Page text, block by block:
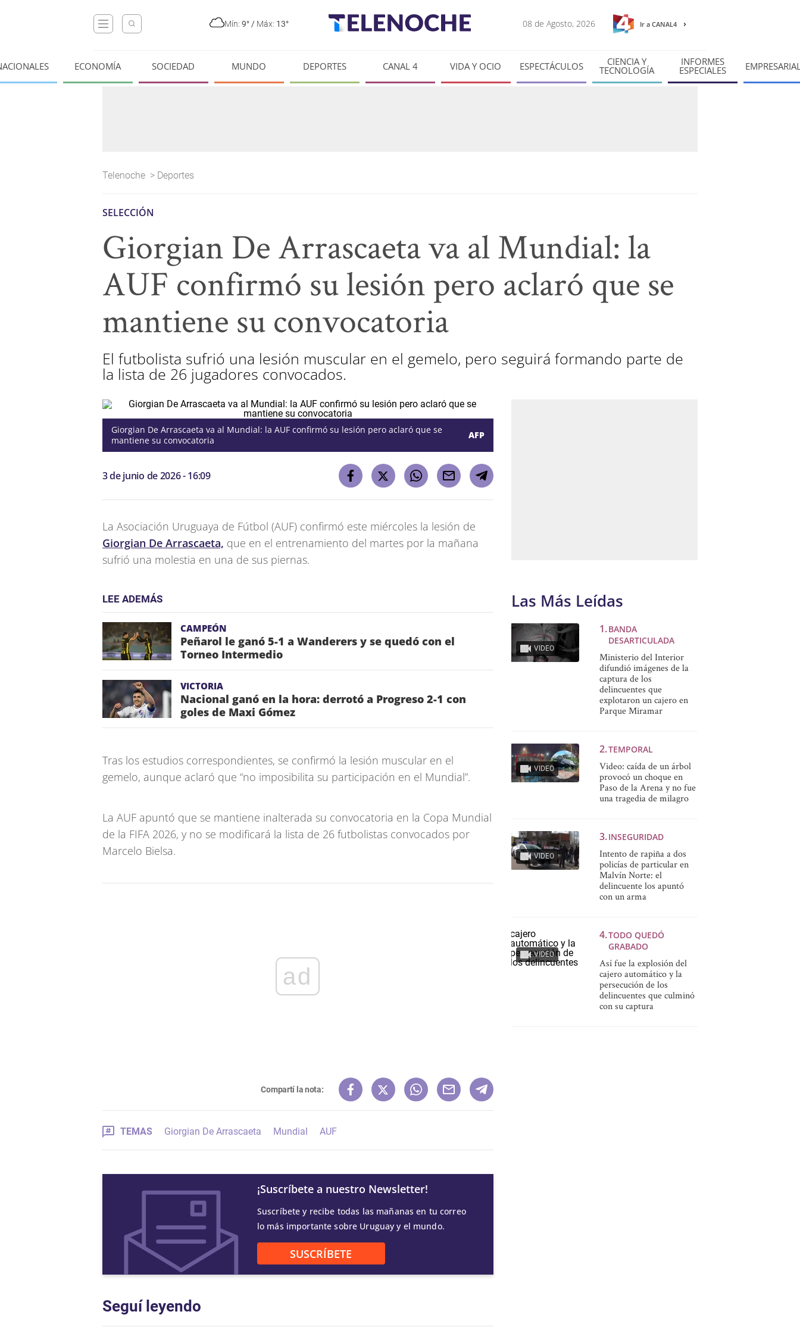
Mín: 9° / Máx: 13° 08 de Agosto, 2026 Ir a CANAL4
ECONOMÍA SOCIEDAD MUNDO DEPORTES CANAL 4 VIDA Y OCIO ESPECTÁCULOS CIENCIA Y
TECNOLOGÍA
INFORMES
ESPECIALES
Telenoche > Deportes
SELECCIÓN
Giorgian De Arrascaeta va al Mundial: la
AUF confirmó su lesión pero aclaró que se
mantiene su convocatoria
El futbolista sufrió una lesión muscular en el gemelo, pero seguirá formando parte de
la lista de 26 jugadores convocados.
Giorgian De Arrascaeta va al Mundial: la AUF confirmó su lesión pero aclaró que se
mantiene su convocatoria
AFP
3 de junio de 2026 - 16:09
La Asociación Uruguaya de Fútbol (AUF) confirmó este miércoles la lesión de
Giorgian De Arrascaeta, que en el entrenamiento del martes por la mañana
sufrió una molestia en una de sus piernas.
LEE ADEMÁS
CAMPEÓN
Peñarol le ganó 5-1 a Wanderers y se quedó con el
Torneo Intermedio
VICTORIA
Nacional ganó en la hora: derrotó a Progreso 2-1 con
goles de Maxi Gómez
Tras los estudios correspondientes, se confirmó la lesión muscular en el
gemelo, aunque aclaró que “no imposibilita su participación en el Mundial”.
La AUF apuntó que se mantiene inalterada su convocatoria en la Copa Mundial
de la FIFA 2026, y no se modificará la lista de 26 futbolistas convocados por
Marcelo Bielsa.
ad
Compartí la nota:
TEMAS Giorgian De Arrascaeta Mundial AUF
¡Suscríbete a nuestro Newsletter!
Suscríbete y recibe todas las mañanas en tu correo
lo más importante sobre Uruguay y el mundo.
SUSCRÍBETE
Seguí leyendo
Las Más Leídas
VIDEO
BANDA
DESARTICULADA
Ministerio del Interior
difundió imágenes de la
captura de los
delincuentes que
explotaron un cajero en
Parque Miramar
VIDEO
TEMPORAL
Video: caída de un árbol
provocó un choque en
Paso de la Arena y no fue
una tragedia de milagro
VIDEO
INSEGURIDAD
Intento de rapiña a dos
policías de particular en
Malvín Norte: el
delincuente los apuntó
con un arma
VIDEO
TODO QUEDÓ
GRABADO
Así fue la explosión del
cajero automático y la
persecución de los
delincuentes que culminó
con su captura